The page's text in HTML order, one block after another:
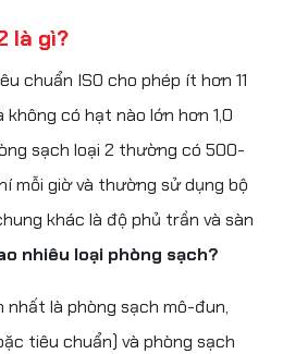
là gì?
chuẩn ISO cho phép ít hơn 11
có hạt nào lớn hơn 1,0
sạch loại 2 thường có 500-
mỗi giờ và thường sử dụng bộ
khác là độ phủ trần và sàn
nhiêu loại phòng sạch?
nhất là phòng sạch mô-đun,
tiêu chuẩn) và phòng sạch